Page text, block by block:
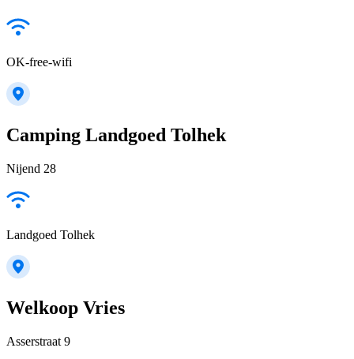
OK-free-wifi
Camping Landgoed Tolhek
Nijend 28
Landgoed Tolhek
Welkoop Vries
Asserstraat 9